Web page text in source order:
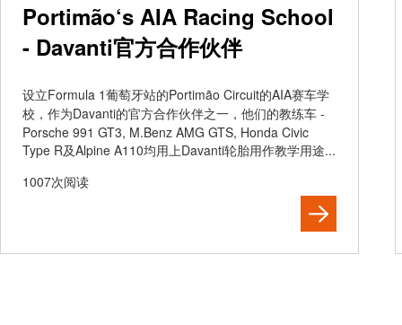
Portimão‘s AIA Racing School
- Davanti官方合作伙伴
设立Formula 1葡萄牙站的Portimão Circuit的AIA赛车学
校，作为Davanti的官方合作伙伴之一，他们的教练车 -
Porsche 991 GT3, M.Benz AMG GTS, Honda Civic
Type R及Alpine A110均用上Davanti轮胎用作教学用途...
1007次阅读